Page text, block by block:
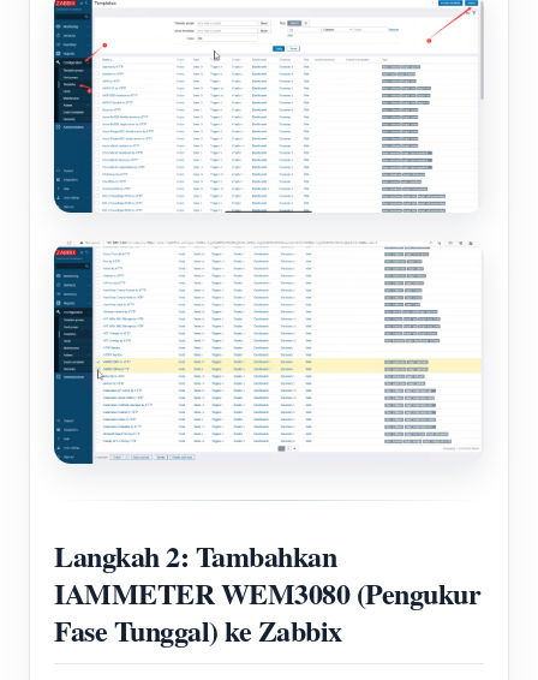
Langkah 2: Tambahkan
IAMMETER WEM3080 (Pengukur
Fase Tunggal) ke Zabbix